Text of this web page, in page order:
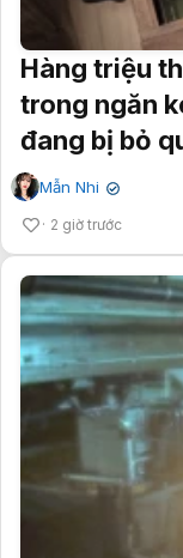
Hàng triệu
trong ngăn
đang bị bỏ
Mẫn Nhi ✔
2 giờ trước